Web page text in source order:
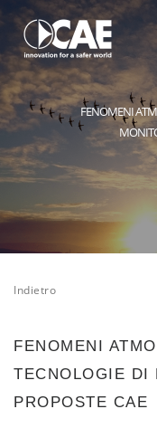
FENOMENI
Indietro
FENOMENI
TECNOLOGIE DI
PROPOSTE CAE